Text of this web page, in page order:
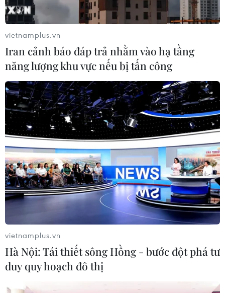
#U23 châu Á 2020 #Vòng tứ kết
#Thái Lan
#U23 Việt Nam
Thái Lan
Theo dõi VietnamPlus
TIN LIÊN QUAN
vietnamplus.vn
Iran cảnh báo đáp trả nhằm vào hạ tầng
năng lượng khu vực nếu bị tấn công
vietnamplus.vn
Hà Nội: Tái thiết sông Hồng - bước đột phá tư
duy quy hoạch đô thị